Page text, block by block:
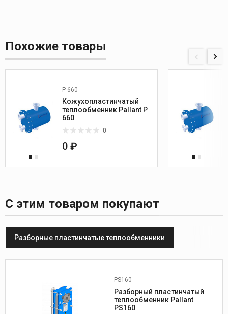
Похожие товары
P 660
Кожухопластинчатый
теплообменник Pallant P
660
0
0 ₽
С этим товаром покупают
Разборные пластинчатые теплообменники
PS160
Производитель: PALLANT
A (мм) Исп.2: 2745
B (мм) Исп.2:
Разборный пластинчатый
теплообменник Pallant
PS160